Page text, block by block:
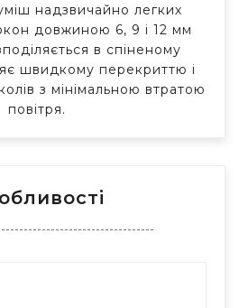
надзвичайно легких
довжиною 6, 9 і 12 мм
в спіненому
швидкому перекриттю і
з мінімальною втратою
повітря.